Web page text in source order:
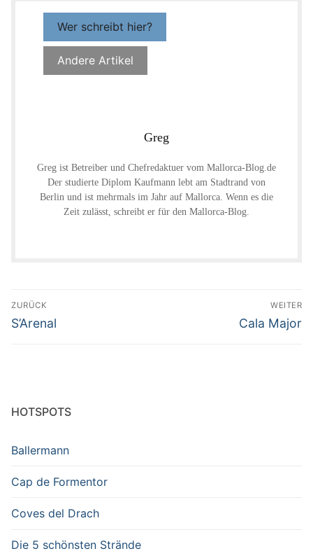
Wer schreibt hier?
Andere Artikel
Greg
Greg ist Betreiber und Chefredaktuer vom Mallorca-Blog.de
Der studierte Diplom Kaufmann lebt am Stadtrand von
Berlin und ist mehrmals im Jahr auf Mallorca. Wenn es die
Zeit zulässt, schreibt er für den Mallorca-Blog.
Beitragsnavigation
ZURÜCK
Vorheriger
S’Arenal
WEITER
Nächster
Cala Major
HOTSPOTS
Ballermann
Cap de Formentor
Coves del Drach
Die 5 schönsten Strände